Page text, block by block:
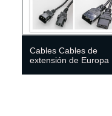
Cables Cables de
extensión de Europa